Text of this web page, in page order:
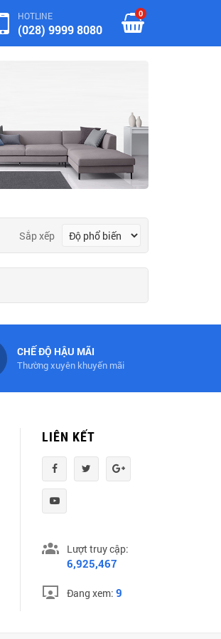
HOTLINE
(028) 9999 8080
0
Sắp xếp
CHẾ ĐỘ HẬU MÃI
Thường xuyên khuyến mãi
LIÊN KẾT
Lượt truy cập:
6,925,467
Đang xem: 9